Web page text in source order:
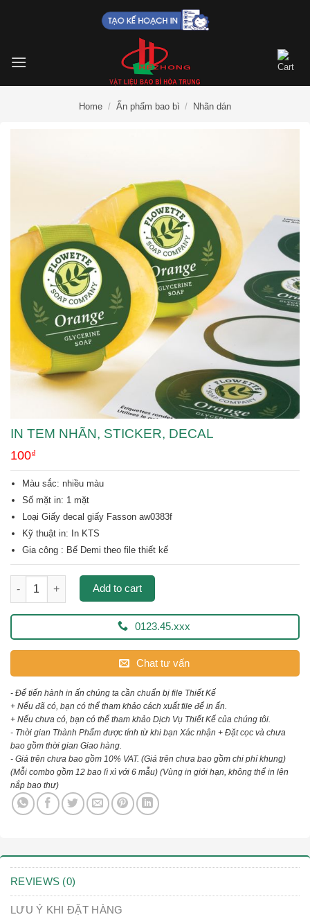
Home / Ấn phẩm bao bì / Nhãn dán
IN TEM NHÃN, STICKER, DECAL
100₫
Màu sắc: nhiều màu
Số mặt in: 1 mặt
Loại Giấy decal giấy Fasson aw0383f
Kỹ thuật in: In KTS
Gia công : Bế Demi theo file thiết kế
In tem nhãn, sticker, decal quantity
Add to cart
0123.45.xxx
Chat tư vấn
- Để tiến hành in ấn chúng ta cần chuẩn bị file Thiết Kế
+ Nếu đã có, bạn có thể tham khảo cách xuất file để in ấn.
+ Nếu chưa có, bạn có thể tham khảo Dịch Vụ Thiết Kế của chúng tôi.
- Thời gian Thành Phẩm được tính từ khi bạn Xác nhận + Đặt cọc và chưa
bao gồm thời gian Giao hàng.
- Giá trên chưa bao gồm 10% VAT. (Giá trên chưa bao gồm chi phí khung)
(Mỗi combo gồm 12 bao lì xì với 6 mẫu) (Vùng in giới hạn, không thể in lên
nắp bao thư)
REVIEWS (0)
LƯU Ý KHI ĐẶT HÀNG